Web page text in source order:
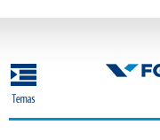
conteúdo
principal